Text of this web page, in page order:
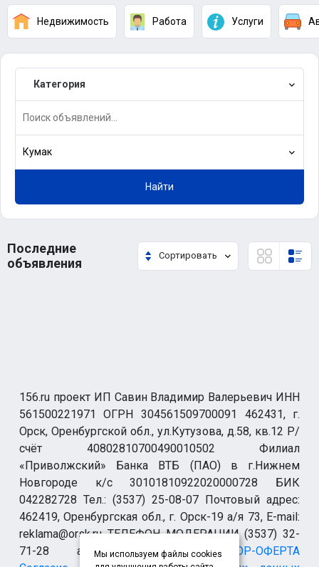
Недвижимость Работа Услуги
Категория
Кумак
Найти
Последние
объявления
Сортировать
156.ru проект ИП Савин Владимир Валерьевич ИНН
561500221971 ОГРН 304561509700091 462431, г.
Орск, Оренбургской обл., ул.Кутузова, д.58, кв.12 Р/
счёт 40802810700490010502 Филиал
«Приволжский» Банка ВТБ (ПАО) в г.Нижнем
Новгороде к/с 30101810922020000728 БИК
042282728 Тел.: (3537) 25-08-07 Почтовый адрес:
462419, Оренбургская обл., г. Орск-19 а/я 73, E-mail:
reklama@orsk.ru ТЕЛЕФОН МОДЕРАЦИИ (3537) 32-
71-28 allsupport@orsk.ruДОГОВОР-ОФЕРТА
Мы используем файлы cookies